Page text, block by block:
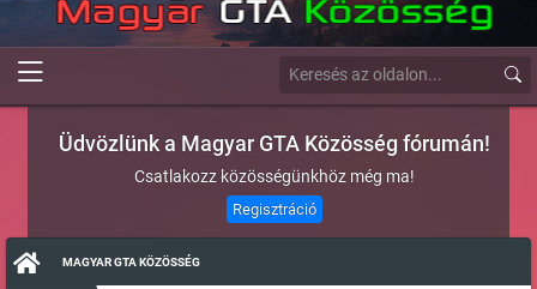
Üdvözlünk a Magyar GTA Közösség fórumán!
Csatlakozz közösségünkhöz még ma!
Regisztráció
MAGYAR GTA KÖZÖSSÉG